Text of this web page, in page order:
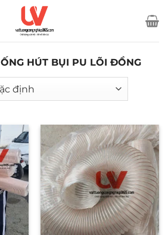
ỐNG HÚT BỤI PU LÕI ĐỒNG